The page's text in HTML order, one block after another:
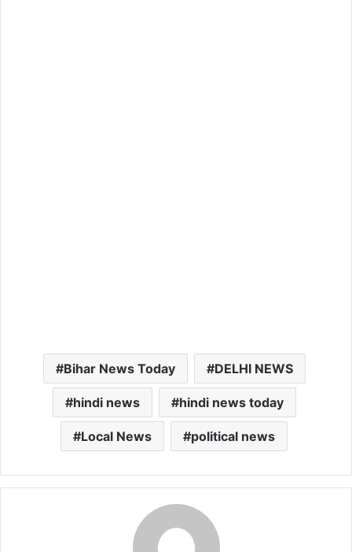
Bihar News Today DELHI NEWS
hindi news hindi news today
Local News political news